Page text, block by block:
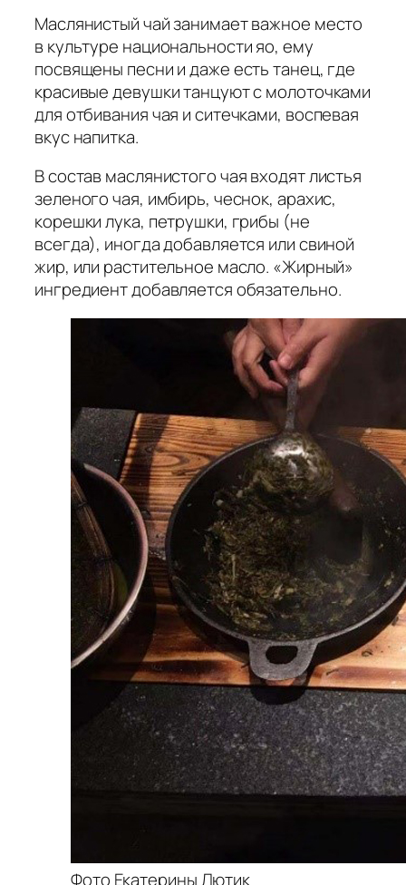
Маслянистый чай занимает важное место
в культуре национальностияо, ему
посвящены песни и даже есть танец, где
красивые девушки танцуют с молоточками
для отбивания чая и ситечками, воспевая
вкус напитка.
В состав маслянистого чая входят листья
зеленого чая, имбирь, чеснок, арахис,
корешки лука, петрушки, грибы (не
всегда), иногда добавляется или свиной
жир, или растительное масло. «Жирный»
ингредиент добавляется обязательно.
Фото Екатерины Лютик